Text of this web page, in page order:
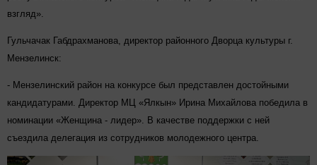
взгляд».
Гульчачак Габдрахманова, директор районного Дворца культуры г.
Мензелинск:
- Мензелинский район на конкурсе был представлен достойными
кандидатурами. Директор МЦ «Ялкын» Ирина Михайлова победила в
номинации «Женщина - лидер». В качестве поддержки с ней
съездила делегация из сотрудников молодежного центра.